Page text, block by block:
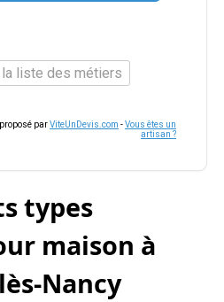
la liste des métiers
parViteUnDevis.com -Vous êtes un
artisan ?
types
maison à
Nancy